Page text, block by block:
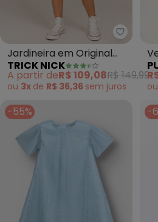
Trick
Jardineira em Original
Denim Infantil (Azul)
TRICK NICK
A partir deR$ 109,08R$ 149,99
ou 3x de R$ 36,36 sem juros ou
-55% -